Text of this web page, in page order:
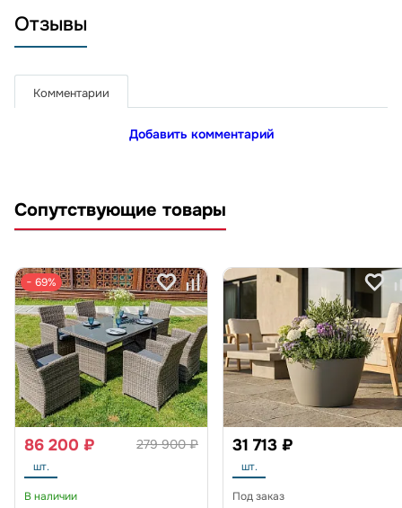
Отзывы
Комментарии
Добавить комментарий
Сопутствующие товары
− 69%
279 900 ₽
86 200 ₽
шт.
В наличии
31 713 ₽
шт.
Под заказ